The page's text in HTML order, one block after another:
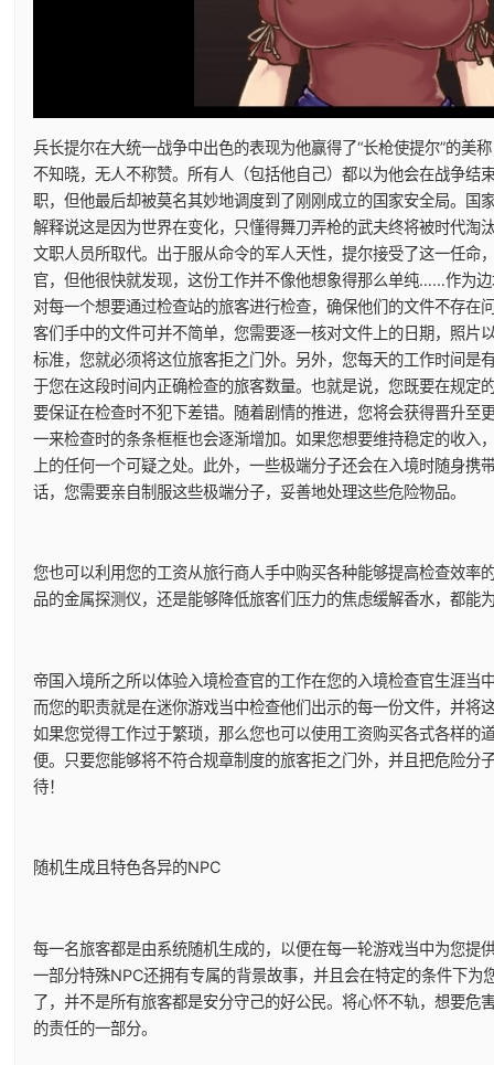
兵长提尔在大统一战争中出色的表现为他赢得了“长枪使提尔”的美
不知晓，无人不称赞。所有人（包括他自己）都以为他会在战争结
职，但他最后却被莫名其妙地调度到了刚刚成立的国家安全局。国
解释说这是因为世界在变化，只懂得舞刀弄枪的武夫终将被时代淘
文职人员所取代。出于服从命令的军人天性，提尔接受了这一任命
官，但他很快就发现，这份工作并不像他想象得那么单纯……作为
对每一个想要通过检查站的旅客进行检查，确保他们的文件不存在
客们手中的文件可并不简单，您需要逐一核对文件上的日期，照片
标准，您就必须将这位旅客拒之门外。另外，您每天的工作时间是
于您在这段时间内正确检查的旅客数量。也就是说，您既要在规定
要保证在检查时不犯下差错。随着剧情的推进，您将会获得晋升至
一来检查时的条条框框也会逐渐增加。如果您想要维持稳定的收入
上的任何一个可疑之处。此外，一些极端分子还会在入境时随身携
话，您需要亲自制服这些极端分子，妥善地处理这些危险物品。
您也可以利用您的工资从旅行商人手中购买各种能够提高检查效率
品的金属探测仪，还是能够降低旅客们压力的焦虑缓解香水，都能
帝国入境所之所以体验入境检查官的工作在您的入境检查官生涯当
而您的职责就是在迷你游戏当中检查他们出示的每一份文件，并将
如果您觉得工作过于繁琐，那么您也可以使用工资购买各式各样的
便。只要您能够将不符合规章制度的旅客拒之门外，并且把危险分
待！
随机生成且特色各异的NPC
每一名旅客都是由系统随机生成的，以便在每一轮游戏当中为您提
一部分特殊NPC还拥有专属的背景故事，并且会在特定的条件下为
了，并不是所有旅客都是安分守己的好公民。将心怀不轨，想要危
的责任的一部分。